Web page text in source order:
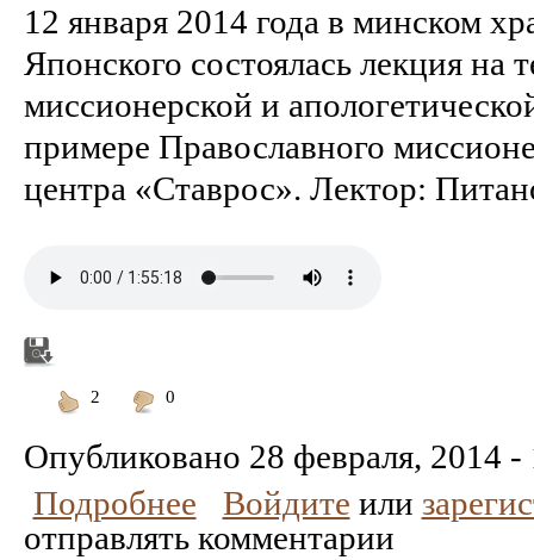
12 января 2014 года в минском
Японского состоялась лекция на
миссионерской и
примере Православного
центра «Ставрос». Лектор:
2
0
Опубликовано 28 февраля, 2014 -
Подробнее
Войдите или
отправлять комментарии